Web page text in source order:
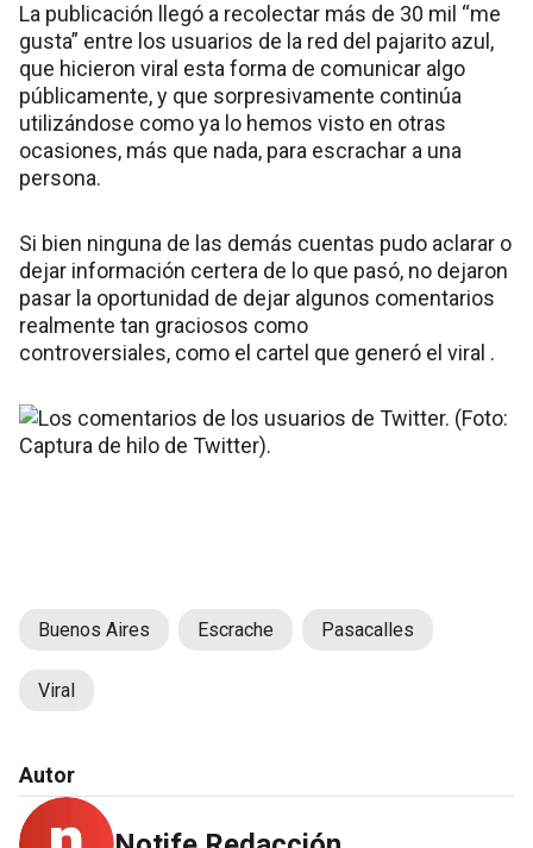
La publicación llegó a recolectar más de 30 mil “me
gusta” entre los usuarios de la red del pajarito azul,
que hicieron viral esta forma de comunicar algo
públicamente, y que sorpresivamente continúa
utilizándose como ya lo hemos visto en otras
ocasiones, más que nada, para escrachar a una
persona.
Si bien ninguna de las demás cuentas pudo aclarar o
dejar información certera de lo que pasó, no dejaron
pasar la oportunidad de dejar algunos comentarios
realmente tan graciosos como
controversiales, como el cartel que generó el viral .
Buenos Aires Escrache Pasacalles
Viral
Autor